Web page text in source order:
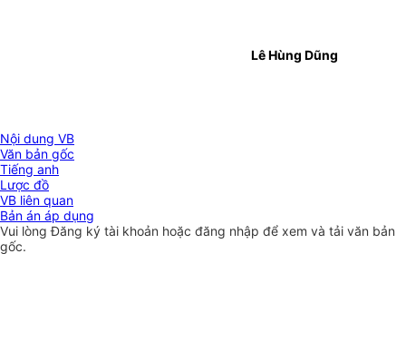
Lê Hùng Dũng
Nội dung VB
Văn bản gốc
Tiếng anh
Lược đồ
VB liên quan
Bản án áp dụng
Vui lòngĐăng ký tài khoản hoặc đăng nhập để xem và tải văn bản
gốc.